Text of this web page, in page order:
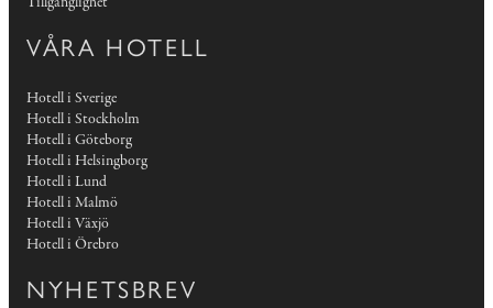
VÅRA HOTELL
Hotell i Sverige
Hotell i Stockholm
Hotell i Göteborg
Hotell i Helsingborg
Hotell i Lund
Hotell i Malmö
Hotell i Växjö
Hotell i Örebro
NYHETSBREV